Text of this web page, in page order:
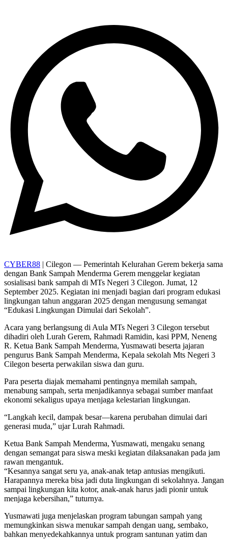
CYBER88 | Cilegon — Pemerintah Kelurahan Gerem bekerja sama
dengan Bank Sampah Menderma Gerem menggelar kegiatan
sosialisasi bank sampah di MTs Negeri 3 Cilegon. Jumat, 12
September 2025. Kegiatan ini menjadi bagian dari program edukasi
lingkungan tahun anggaran 2025 dengan mengusung semangat
“Edukasi Lingkungan Dimulai dari Sekolah”.
Acara yang berlangsung di Aula MTs Negeri 3 Cilegon tersebut
dihadiri oleh Lurah Gerem, Rahmadi Ramidin, kasi PPM, Neneng
R. Ketua Bank Sampah Menderma, Yusmawati beserta jajaran
pengurus Bank Sampah Menderma, Kepala sekolah Mts Negeri 3
Cilegon beserta perwakilan siswa dan guru.
Para peserta diajak memahami pentingnya memilah sampah,
menabung sampah, serta menjadikannya sebagai sumber manfaat
ekonomi sekaligus upaya menjaga kelestarian lingkungan.
“Langkah kecil, dampak besar—karena perubahan dimulai dari
generasi muda,” ujar Lurah Rahmadi.
Ketua Bank Sampah Menderma, Yusmawati, mengaku senang
dengan semangat para siswa meski kegiatan dilaksanakan pada jam
rawan mengantuk.
“Kesannya sangat seru ya, anak-anak tetap antusias mengikuti.
Harapannya mereka bisa jadi duta lingkungan di sekolahnya. Jangan
sampai lingkungan kita kotor, anak-anak harus jadi pionir untuk
menjaga kebersihan,” tuturnya.
Yusmawati juga menjelaskan program tabungan sampah yang
memungkinkan siswa menukar sampah dengan uang, sembako,
bahkan menyedekahkannya untuk program santunan yatim dan